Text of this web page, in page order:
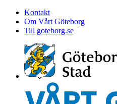
Kontakt
Om Vårt Göteborg
Till goteborg.se